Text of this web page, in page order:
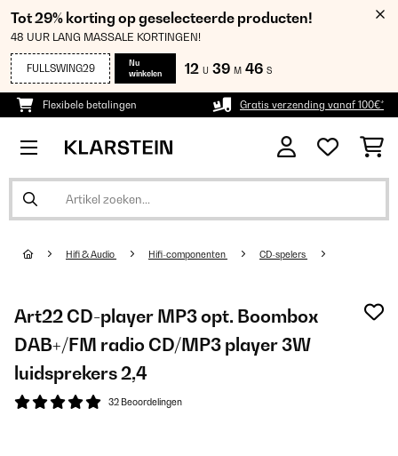
Tot 29% korting op geselecteerde producten!
48 UUR LANG MASSALE KORTINGEN!
FULLSWING29
Nu
winkelen
12 U 39 M 45 S
Flexibele betalingen Gratis verzending vanaf 100€*
Hifi & Audio Hifi-componenten CD-spelers
Art22 CD-player MP3 opt. Boombox
DAB+/FM radio CD/MP3 player 3W
luidsprekers 2,4
32 Beoordelingen